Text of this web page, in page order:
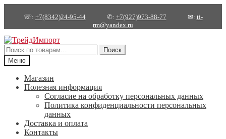
☏: +7(8342)24-95-44✆: +7(927)973-88-77 ✉: ti-
rm@yandex.ru
Перейти
к
навигации
Перейти
к
содержимому
Искать:
Поиск
Меню
Магазин
Полезная информация
Согласие на обработку персональных данных
Политика конфиденциальности персональных
данных
Доставка и оплата
Контакты